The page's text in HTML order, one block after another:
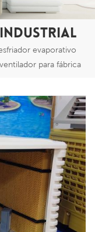
evaporativo
para fábrica